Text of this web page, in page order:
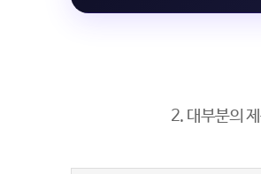
2. 대부분의